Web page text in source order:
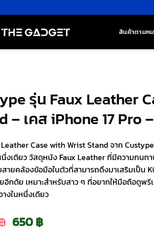
สินค้าตามห
รุ่น Faux Leather
– เคส iPhone 17 Pro
Leather Case with Wrist Stand จาก
นึ่งเดียว วัสดุหนัง Faux Leather ที่มีความทนท
ายคล้องข้อมือในตัวที่สามารถดึงมาเสริมเป็น
ยอีกด้ย เหมาะสำหรับสาว ๆ ที่อยากให้มือถือดูพ
งในหนึ่งเดียว
Original
650฿Current